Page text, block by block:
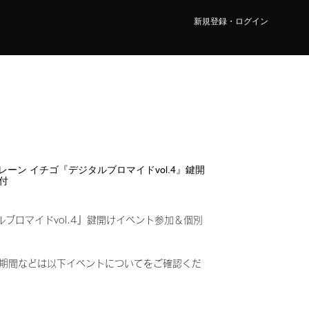
新規登録・ログイン
ーン イチゴ『デジタルブロマイドvol.4』鍵開
ブロマイドvol.4』鍵開けイベント参加＆個別
間などは以下イベントについてをご確認くだ